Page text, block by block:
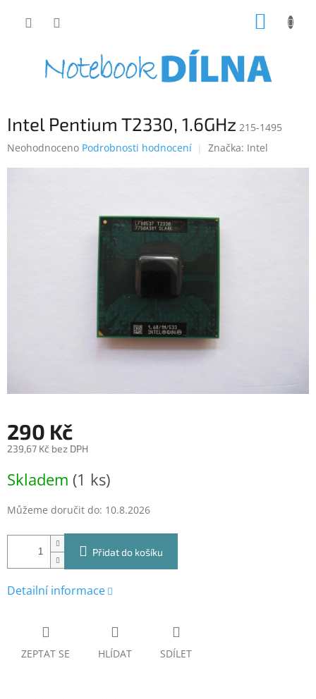
Intel Pentium T2330, 1.6GHz 215-1495
Průměrné
Neohodnoceno Podrobnosti hodnocení Značka: Intel
290 Kč
239,67 Kč bez DPH
cena:
Skladem (1 ks)
Můžeme doručit do: 10.8.2026
Přidat do košíku
Detailní informace
ZEPTAT SE HLÍDAT SDÍLET